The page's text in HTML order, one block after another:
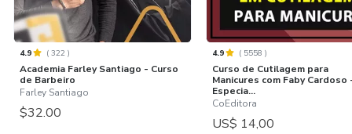
4.9 (322 )
Academia Farley Santiago - Curso
de Barbeiro
Farley Santiago
$32.00
4.9 ( 5558 )
Curso de Cutilagem para
Manicures com Faby Cardoso
Especia...
CoEditora
US$ 14,00